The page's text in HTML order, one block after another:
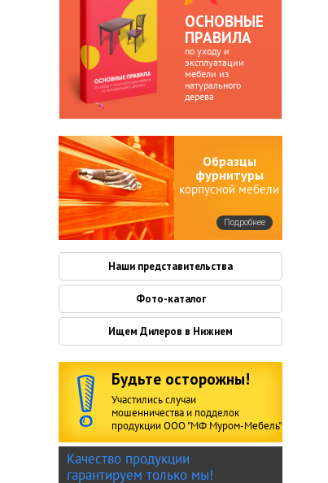
ОСНОВНЫЕ
ПРАВИЛА
по уходу и
эксплуатации
мебели из
натурального
дерева
Подробнее
Образцы
фурнитуры
корпусной мебели
Наши представительства
Фото-каталог
Ищем Дилеров в Нижнем
Будьте осторожны!
Участились случаи
мошенничества и подделок
продукции ООО "МФ Муром-Мебель"
Качество продукции
гарантируем только мы!